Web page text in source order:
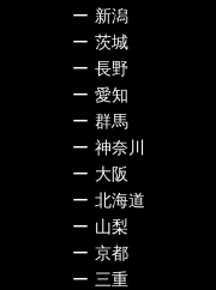
ー 新潟
ー 茨城
ー 長野
ー 愛知
ー 群馬
ー 神奈川
ー 大阪
ー 北海道
ー 山梨
ー 京都
ー 三重